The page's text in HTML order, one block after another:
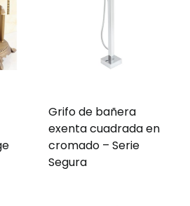
Grifo de bañera
exenta cuadrada en
cromado – Serie
Segura